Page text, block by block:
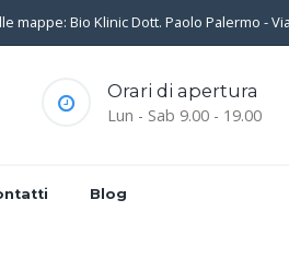
mappe: Bio Klinic Dott. Paolo Palermo -
Orari di apertura
Lun - Sab 9.00 - 19.00
Blog